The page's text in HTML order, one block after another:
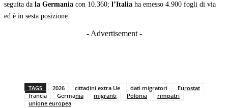
seguita da la Germania con 10.360; l’Italia ha emesso 4.900 fogli di via
ed è in sesta posizione.
- Advertisement -
TAGS 2026 cittadini extra Ue dati migratori
Eurostat
francia
Germania migranti Polonia
rimpatri
unione europea